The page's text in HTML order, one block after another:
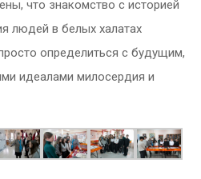
что знакомство с историей
людей в белых халатах
определиться с будущим,
идеалами милосердия и